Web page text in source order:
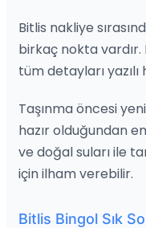
Bitlis nakliye
birkaç nokta
tüm detayları
Taşınma öncesi
hazır olduğundan
ve doğal suları ile
için ilham verebilir.
Bitlis Bingol Sık